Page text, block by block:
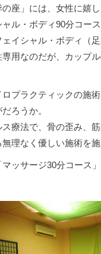
の座」には、女性に嬉
ャル・ボディ90分コー
イシャル・ボディ（
用なのだが、カップ
ロプラクティックの施
ろうか。
療法で、骨の歪み、
理なく優しい施術を施
マッサージ30分コース